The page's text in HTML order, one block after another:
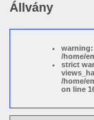
Állvány
/home/
strict
/home/
on line